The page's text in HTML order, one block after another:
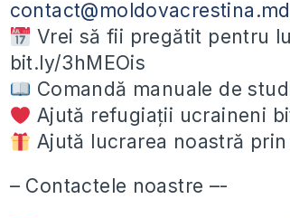
contact@moldovacrestina.md
Vrei să fii pregătit pentru
bit.ly/3hMEOis
Comandă manuale de
Ajută refugiații ucraineni
Ajută lucrarea noastră
– Contactele noastre –-